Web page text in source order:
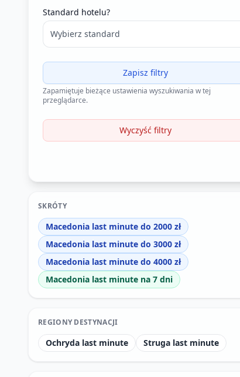
Standard hotelu?
Wybierz standard
Zapisz filtry
Zapamiętuje bieżące ustawienia wyszukiwania w tej
przeglądarce.
Wyczyść filtry
SKRÓTY
Macedonia last minute do 2000 zł
Macedonia last minute do 3000 zł
Macedonia last minute do 4000 zł
Macedonia last minute na 7 dni
REGIONY DESTYNACJI
Ochryda last minute Struga last minute